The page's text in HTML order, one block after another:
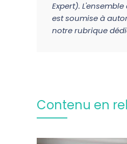
Expert).
est soumise à
notre rubrique
Contenu en